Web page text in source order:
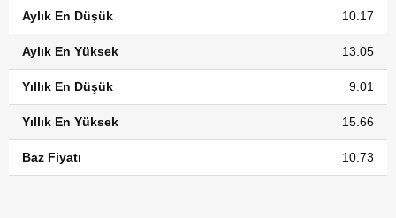
Aylık En Düşük 10.17
Aylık En Yüksek 13.05
Yıllık En Düşük 9.01
Yıllık En Yüksek 15.66
Baz Fiyatı 10.73